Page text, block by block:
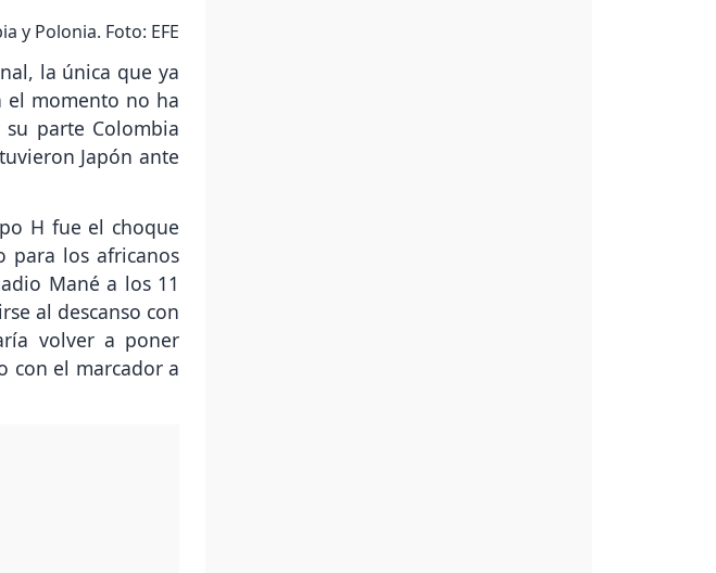
y Polonia. Foto: EFE
la única que ya
el momento no ha
parte Colombia
Japón ante
H fue el choque
para los africanos
Mané a los 11
al descanso con
volver a poner
con el marcador a